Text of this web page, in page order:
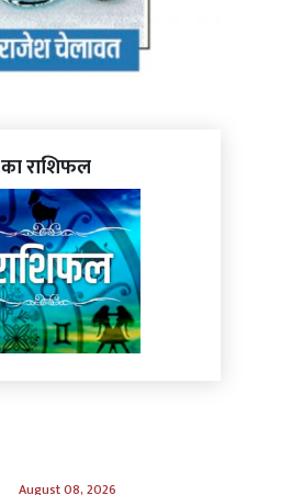
का राशिफल
August 08, 2026